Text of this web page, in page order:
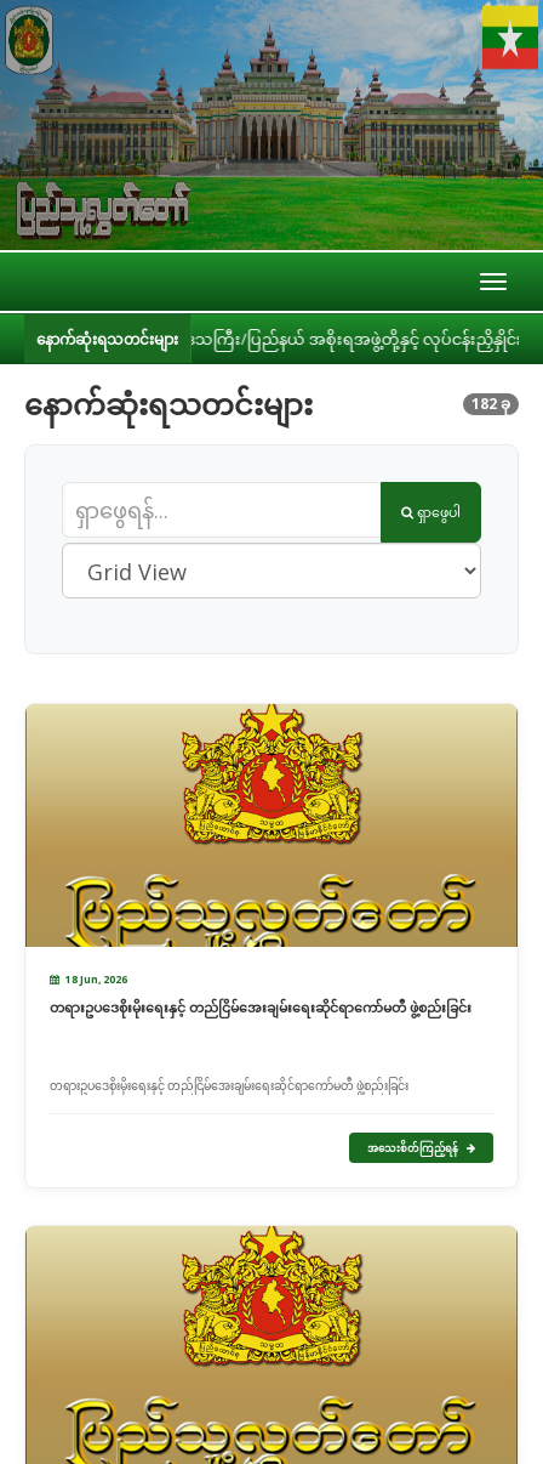
နောက်ဆုံးရသတင်းများ
င်းဒေသကြီး/ပြည်နယ် အစိုးရအဖွဲ့တို့နှင့် လုပ်ငန်းညှိနှိုင်းအစည်းအဝေး ကျင်းပ
နောက်ဆုံးရသတင်းများ 182 ခု
ရှာဖွေပါ
18 Jun, 2026
တရားဥပဒေစိုးမိုးရေးနှင့် တည်ငြိမ်အေးချမ်းရေးဆိုင်ရာကော်မတီ ဖွဲ့စည်းခြင်း
တရားဥပဒေစိုးမိုးရေးနှင့် တည်ငြိမ်အေးချမ်းရေးဆိုင်ရာကော်မတီ ဖွဲ့စည်းခြင်း
အသေးစိတ်ကြည့်ရန်